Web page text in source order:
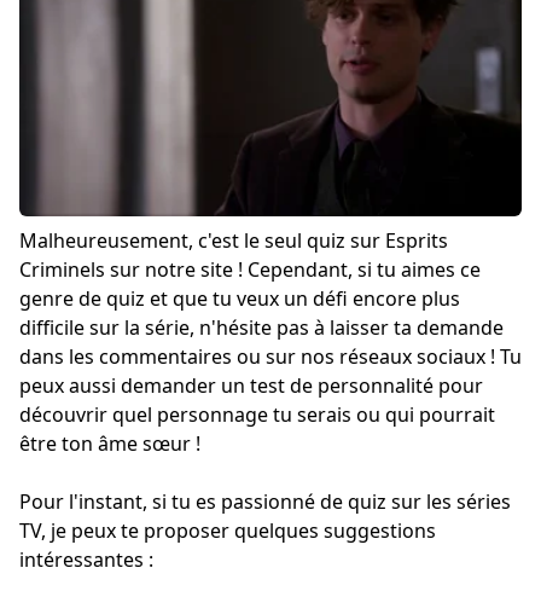
Malheureusement, c'est le seul quiz sur Esprits
Criminels sur notre site ! Cependant, si tu aimes ce
genre de quiz et que tu veux un défi encore plus
difficile sur la série, n'hésite pas à laisser ta demande
dans les commentaires ou sur nos réseaux sociaux ! Tu
peux aussi demander un test de personnalité pour
découvrir quel personnage tu serais ou qui pourrait
être ton âme sœur !
Pour l'instant, si tu es passionné de quiz sur les séries
TV, je peux te proposer quelques suggestions
intéressantes :